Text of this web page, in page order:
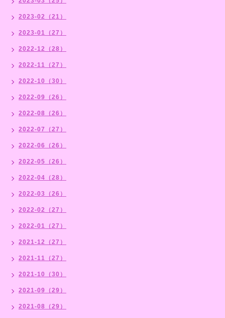
2023-02（21）
2023-01（27）
2022-12（28）
2022-11（27）
2022-10（30）
2022-09（26）
2022-08（26）
2022-07（27）
2022-06（26）
2022-05（26）
2022-04（28）
2022-03（26）
2022-02（27）
2022-01（27）
2021-12（27）
2021-11（27）
2021-10（30）
2021-09（29）
2021-08（29）